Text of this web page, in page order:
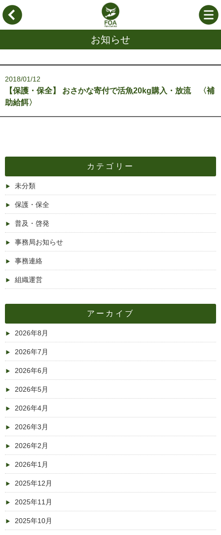
お知らせ
2018/01/12
【保護・保全】 おさかな寄付で活魚20kg購入・放流 〈補
助給餌〉
カテゴリー
未分類
保護・保全
普及・啓発
事務局お知らせ
事務連絡
組織運営
アーカイブ
2026年8月
2026年7月
2026年6月
2026年5月
2026年4月
2026年3月
2026年2月
2026年1月
2025年12月
2025年11月
2025年10月